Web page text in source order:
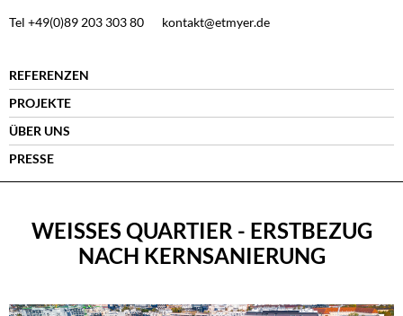
Tel +49(0)89 203 303 80 kontakt@etmyer.de
REFERENZEN
PROJEKTE
ÜBER UNS
PRESSE
WEISSES QUARTIER - ERSTBEZUG N
ACH KERNSANIERUNG